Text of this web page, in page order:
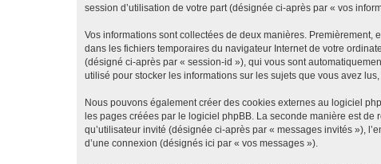
session d’utilisation de votre part (désignée ci-après par « vos
Vos informations sont collectées de deux manières.
dans les fichiers temporaires du navigateur Internet de votre
(désigné ci-après par « session-id »), qui vous sont
utilisé pour stocker les informations sur les sujets que vous avez
Nous pouvons également créer des cookies externes au logiciel
les pages créées par le logiciel phpBB. La seconde manière est
qu’utilisateur invité (désignée ci-après par « messages invités »),
d’une connexion (désignés ici par « vos messages »).